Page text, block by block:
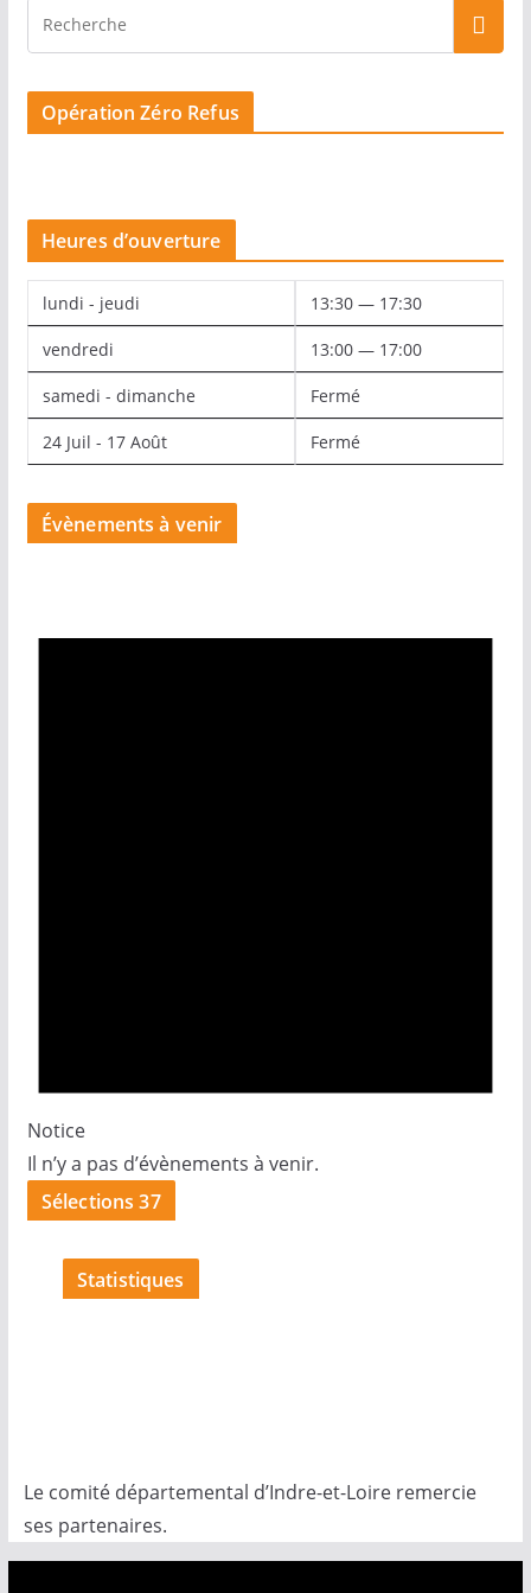
Opération Zéro Refus
Heures d’ouverture
lundi - jeudi 13:30 — 17:30
vendredi 13:00 — 17:00
samedi - dimanche Fermé
24 Juil - 17 Août Fermé
Évènements à venir
Notice
Il n’y a pas d’évènements à venir.
Sélections 37
Statistiques
Le comité départemental d’Indre-et-Loire remercie
ses partenaires.